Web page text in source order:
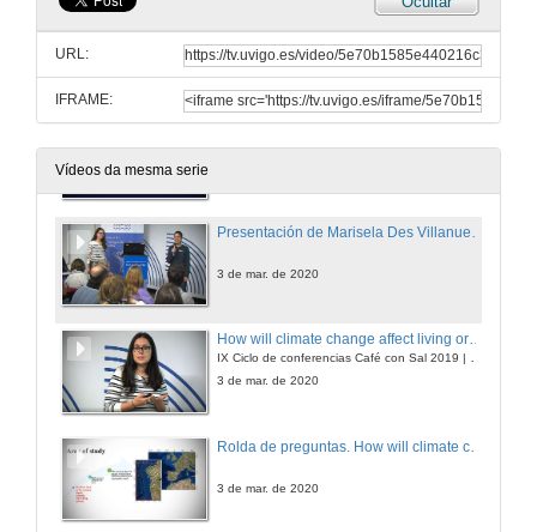
URL:
IFRAME:
Vídeos da mesma serie
Xestión de recursos pesqueiros: bioloxía do cogombro de mar e da navalla na Ría de Vigo e a súa aplicación na xestión pesqueira
Conferencia
21 de xul. de 2020
Rolda de preguntas. Xestión de recursos ... e xestión sostible da pesca artesanal ...
3 de mar. de 2020
How will climate change affect living organisms in the Rias Baixas?
3 de mar. de 2020
3 de mar. de 2020